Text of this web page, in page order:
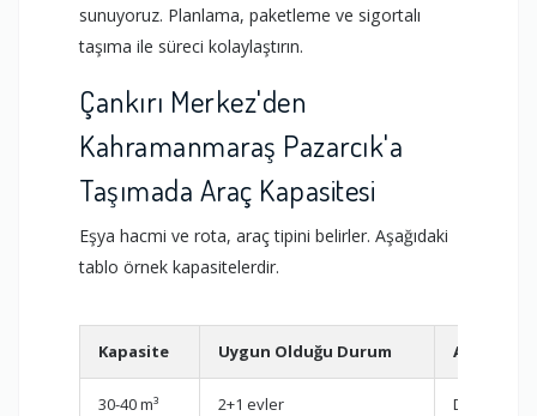
sunuyoruz. Planlama, paketleme ve sigortalı
taşıma ile süreci kolaylaştırın.
Çankırı Merkez'den
Kahramanmaraş Pazarcık'a
Taşımada Araç Kapasitesi
Eşya hacmi ve rota, araç tipini belirler. Aşağıdaki
tablo örnek kapasitelerdir.
Kapasite Uygun Olduğu Durum Avantaj
30-40 m³ 2+1 evler Daha fazla